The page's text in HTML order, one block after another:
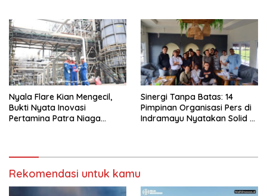
Nyala Flare Kian Mengecil,
Bukti Nyata Inovasi
Pertamina Patra Niaga
Sinergi Tanpa Batas: 14
Pimpinan Organisasi Pers di
Indramayu Nyatakan Solid di
Rekomendasi untuk kamu